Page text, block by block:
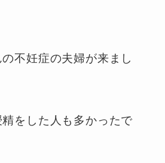
不妊症の夫婦が来まし
をした人も多かったで